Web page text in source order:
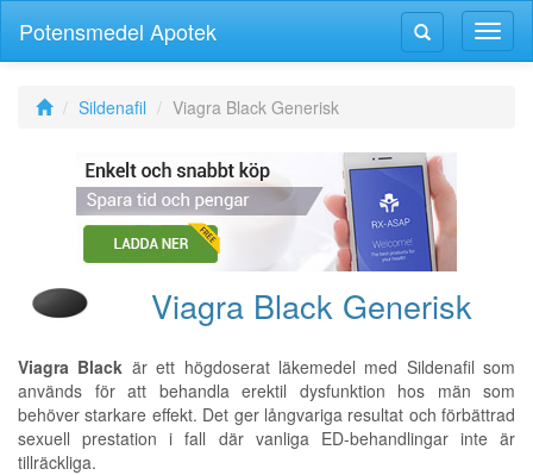
Växla
Växla
navigering
Potensmedel Apotek
Sildenafil Viagra Black Generisk
Viagra Black Generisk
Viagra Black är ett högdoserat läkemedel med Sildenafil som
används för att behandla erektil dysfunktion hos män som
behöver starkare effekt. Det ger långvariga resultat och förbättrad
sexuell prestation i fall där vanliga ED-behandlingar inte är
tillräckliga.